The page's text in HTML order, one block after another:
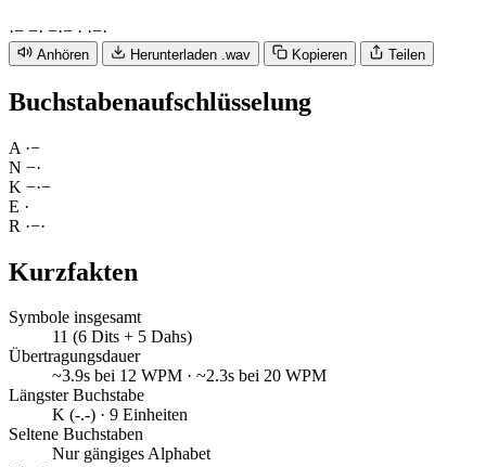
·− −· −·− · ·−·
Anhören Herunterladen .wav Kopieren Teilen
Buchstabenaufschlüsselung
A ·−
N −·
K −·−
E ·
R ·−·
Kurzfakten
Symbole insgesamt
11 (6 Dits + 5 Dahs)
Übertragungsdauer
~3.9s bei 12 WPM · ~2.3s bei 20 WPM
Längster Buchstabe
K (-.-) · 9 Einheiten
Seltene Buchstaben
Nur gängiges Alphabet